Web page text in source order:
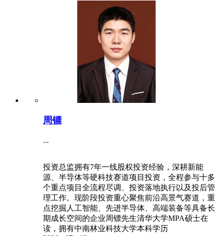
周镖
...
投资总监拥有7年一线股权投资经验，深耕新能
源、半导体等硬科技赛道项目投资，全程参与十多
个重点项目全流程尽调、投资落地执行以及投后管
理工作。现阶段投资重心聚焦前沿高景气赛道，重
点挖掘人工智能、先进半导体、高端装备等具备长
期成长空间的企业周镖先生清华大学MPA硕士在
读，拥有中南林业科技大学本科学历